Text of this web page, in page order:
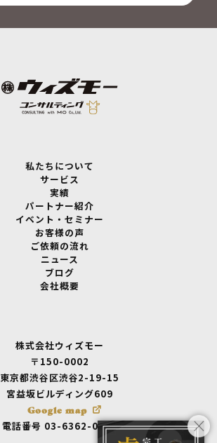
私たちについて
サービス
実績
パートナー紹介
イベント・セミナー
お客様の声
ご依頼の流れ
ニュース
ブログ
会社概要
株式会社ウィズモー
〒150-0002
東京都渋谷区渋谷2-19-15
宮益坂ビルディング609
Google map
電話番号 03-6362-0875